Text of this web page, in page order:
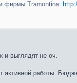
фирмы Tramontina:
и выглядят не оч.
активной работы.